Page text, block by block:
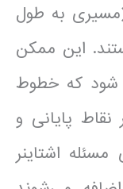
به طول
این ممکن
شود که خطوط
پایانی و
اشتاینر